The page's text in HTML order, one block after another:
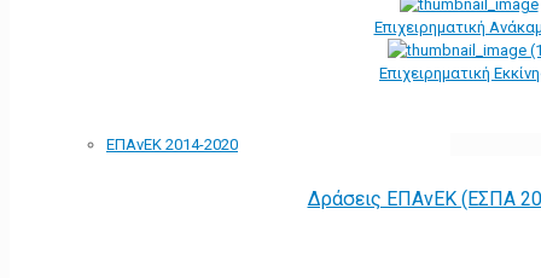
Επιχειρηματική
Επιχειρηματική
ΕΠΑνΕΚ 2014-2020
Δράσεις ΕΠΑνΕΚ (ΕΣΠΑ